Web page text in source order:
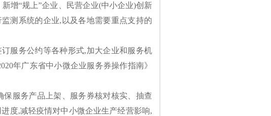
新增“规上”企业、民营企业(中小企业)创新
测系统的企业,以及各地需要重点支持的
服务公约等各种形式,加大企业和服务机
年广东省中小微企业服务券操作指南》
保服务产品上架、服务券核对核实、抽查
度,减轻疫情对中小微企业生产经营影响,